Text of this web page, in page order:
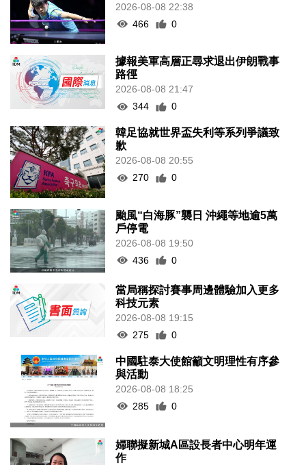
2026-08-08 22:38
466
0
據報美軍高層正尋求退出伊朗戰事
路徑
2026-08-08 21:47
344
0
韓足協就世界盃失利等系列爭議致
歉
2026-08-08 20:55
270
0
颱風“白海豚”襲日 沖繩等地逾5萬
戶停電
2026-08-08 19:50
436
0
當局稱探討賽事周邊體驗加入更多
科技元素
2026-08-08 19:15
275
0
中國駐泰大使館籲文明理性有序參
與活動
2026-08-08 18:25
285
0
婦聯擬新城A區設長者中心明年運
作